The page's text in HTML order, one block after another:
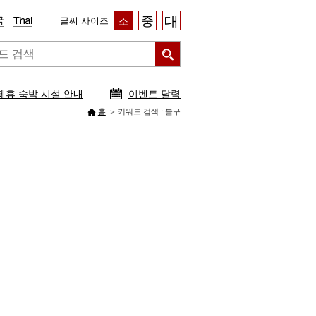
글씨 사이즈 소 중 대
휴 숙박 시설 안내 이벤트 달력
홈 키워드 검색 : 불구